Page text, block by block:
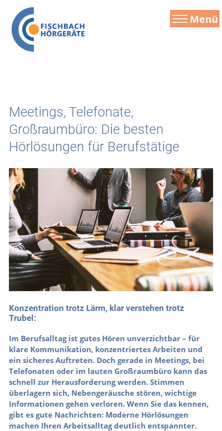
Menü
Meetings, Telefonate,
Großraumbüro: Die besten
Hörlösungen für Berufstätige
Konzentration trotz Lärm, klar verstehen trotz
Trubel:
Im Berufsalltag ist gutes Hören unverzichtbar – für
klare Kommunikation, konzentriertes Arbeiten und
ein sicheres Auftreten. Doch gerade in Meetings, bei
Telefonaten oder im lauten Großraumbüro kann das
schnell zur Herausforderung werden. Stimmen
überlagern sich, Nebengeräusche stören, wichtige
Informationen gehen verloren. Wenn Sie das kennen,
gibt es gute Nachrichten: Moderne Hörlösungen
machen Ihren Arbeitsalltag deutlich entspannter.